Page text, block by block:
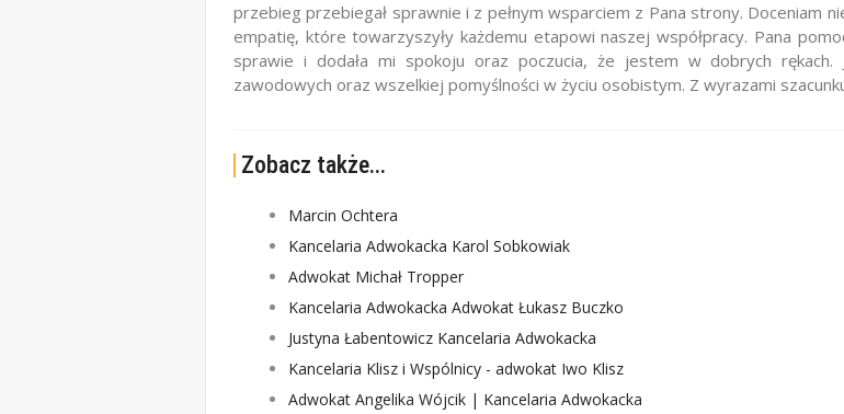
przebieg przebiegał sprawnie i z pełnym wsparciem z Pana strony. Doceniam
empatię, które towarzyszyły każdemu etapowi naszej współpracy. Pana
sprawie i dodała mi spokoju oraz poczucia, że jestem w dobrych rękach.
zawodowych oraz wszelkiej pomyślności w życiu osobistym. Z wyrazami
Zobacz także...
Marcin Ochtera
Kancelaria Adwokacka Karol Sobkowiak
Adwokat Michał Tropper
Kancelaria Adwokacka Adwokat Łukasz Buczko
Justyna Łabentowicz Kancelaria Adwokacka
Kancelaria Klisz i Wspólnicy - adwokat Iwo Klisz
Adwokat Angelika Wójcik | Kancelaria Adwokacka